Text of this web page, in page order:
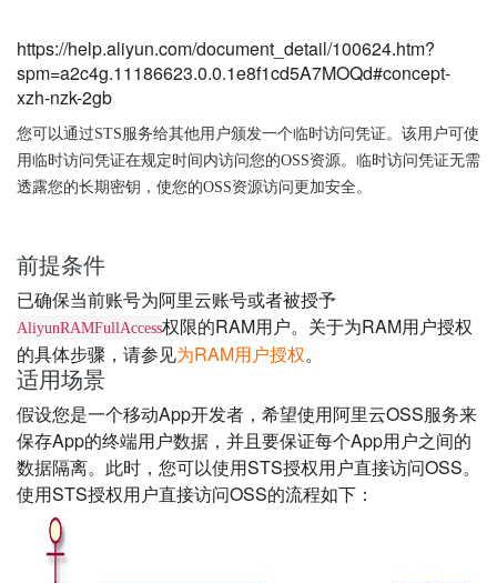
https://help.aliyun.com/document_detail/100624.htm?
spm=a2c4g.11186623.0.0.1e8f1cd5A7MOQd#concept-
xzh-nzk-2gb
您可以通过STS服务给其他用户颁发一个临时访问凭证。该用户可使
用临时访问凭证在规定时间内访问您的OSS资源。临时访问凭证无需
透露您的长期密钥，使您的OSS资源访问更加安全。
前提条件
已确保当前账号为阿里云账号或者被授予
AliyunRAMFullAccess权限的RAM用户。关于为RAM用户授权
的具体步骤，请参见为RAM用户授权。
适用场景
假设您是一个移动App开发者，希望使用阿里云OSS服务来
保存App的终端用户数据，并且要保证每个App用户之间的
数据隔离。此时，您可以使用STS授权用户直接访问OSS。
使用STS授权用户直接访问OSS的流程如下：